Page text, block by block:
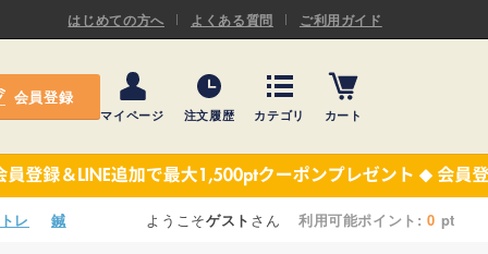
はじめての方へ よくある質問 ご利用ガイド
会員登録
マイページ 注文履歴 カテゴリ
ASキネシオロジーテープ
カート
レ 鍼 ようこそゲスト さん 利用可能ポイント:0 pt
機材・機材消耗品
テーピング
施術ベッド・マクラ